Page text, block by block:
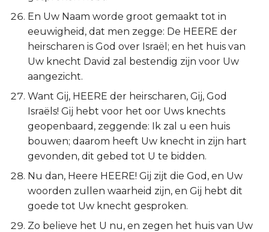
En Uw Naam worde groot gemaakt tot in
eeuwigheid, dat men zegge: De HEERE der
heirscharen is God over Israël; en het huis van
Uw knecht David zal bestendig zijn voor Uw
aangezicht.
Want Gij, HEERE der heirscharen, Gij, God
Israëls! Gij hebt voor het oor Uws knechts
geopenbaard, zeggende: Ik zal u een huis
bouwen; daarom heeft Uw knecht in zijn hart
gevonden, dit gebed tot U te bidden.
Nu dan, Heere HEERE! Gij zijt die God, en Uw
woorden zullen waarheid zijn, en Gij hebt dit
goede tot Uw knecht gesproken.
Zo believe het U nu, en zegen het huis van Uw